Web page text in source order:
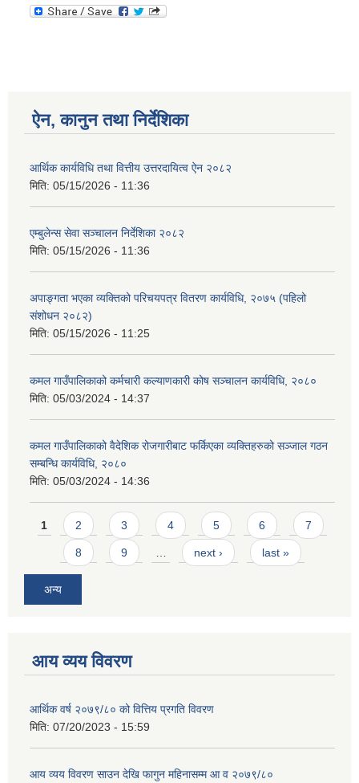
ऐन, कानुन तथा निर्देशिका
आर्थिक कार्यविधि तथा वित्तीय उत्तरदायित्व ऐन २०८२
मिति: 05/15/2026 - 11:36
एम्बुलेन्स सेवा सञ्चालन निर्देशिका २०८२
मिति: 05/15/2026 - 11:36
अपाङ्गता भएका व्यक्तिको परिचयपत्र वितरण कार्यविधि, २०७५ (पहिलो
संशोधन २०८२)
मिति: 05/15/2026 - 11:25
कमल गाउँपालिकाको कर्मचारी कल्याणकारी कोष सञ्चालन कार्यविधि, २०८०
मिति: 05/03/2024 - 14:37
कमल गाउँपालिकाको वैदेशिक रोजगारीबाट फर्किएका व्यक्तिहरुको सञ्जाल गठन
सम्बन्धि कार्यविधि, २०८०
मिति: 05/03/2024 - 14:36
Pages
1 2 3 4 5 6 7
8 9 next › last »
अन्य
आय व्यय विवरण
आर्थिक वर्ष २०७९/८० को वित्तिय प्रगति विवरण
मिति: 07/20/2023 - 15:59
आय व्यय विवरण साउन देखि फागुन महिनासम्म आ व २०७९/८०